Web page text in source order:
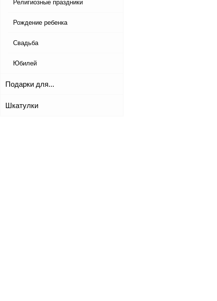
Религиозные праздники
Рождение ребенка
Свадьба
Юбилей
Подарки для...
Шкатулки